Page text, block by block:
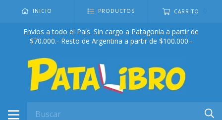
INICIO PRODUCTOS CARRITO
Envíos a todo el País. Sin cargo a Patagonia a partir de
$70.000.- Resto de Argentina a partir de $100.000.-